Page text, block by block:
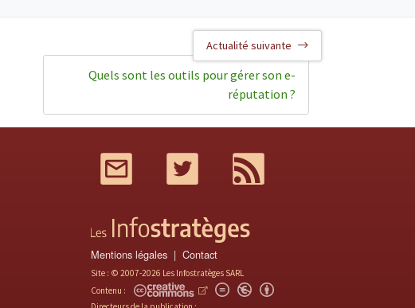
Actualité suivante
Quels sont les outils pour gérer son e-
réputation ?
Twitter
Mentions légales Contact
Site : © 2007-2026 Les Infostratèges SARL
Contenu :